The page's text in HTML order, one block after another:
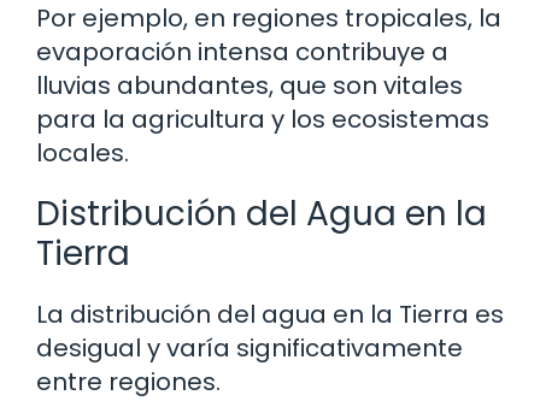
Por ejemplo, en regiones tropicales, la
evaporación intensa contribuye a
lluvias abundantes, que son vitales
para la agricultura y los ecosistemas
locales.
Distribución del Agua en la
Tierra
La distribución del agua en la Tierra es
desigual y varía significativamente
entre regiones.